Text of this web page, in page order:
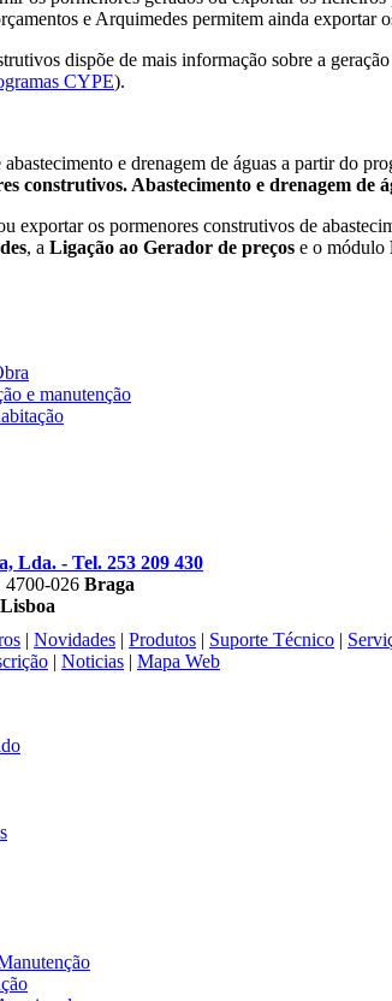
e Arquimedes permitem ainda exportar
dispõe de mais informação sobre a
CYPE).
e drenagem de águas a partir do
construtivos. Abastecimento e drenagem de
exportar os pormenores construtivos de
, a Ligação ao Gerador de preços e o módulo
e manutenção
Lda. - Tel. 253 209 430
4700-026 Braga
Lisboa
| Novidades | Produtos | Suporte Técnico |
| Noticias | Mapa Web